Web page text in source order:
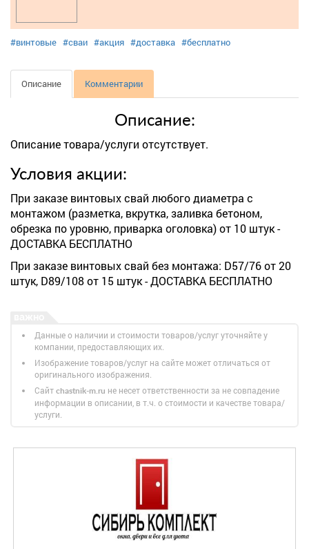
#винтовые #сваи #акция #доставка #бесплатно
Описание Комментарии
Описание:
Описание товара/услуги отсутствует.
Условия акции:
При заказе винтовых свай любого диаметра с
монтажом (разметка, вкрутка, заливка бетоном,
обрезка по уровню, приварка оголовка) от 10 штук -
ДОСТАВКА БЕСПЛАТНО
При заказе винтовых свай без монтажа: D57/76 от 20
штук, D89/108 от 15 штук - ДОСТАВКА БЕСПЛАТНО
Данные о наличии и стоимости товаров/услуг уточняйте у
компании, предоставляющих их.
Изображение товаров/услуг на сайте может отличаться от
оригинального изображения.
Сайт chastnik-m.ru не несет ответственности за не совпадение
информации в описании, в т.ч. о стоимости и качестве товара/
услуги.